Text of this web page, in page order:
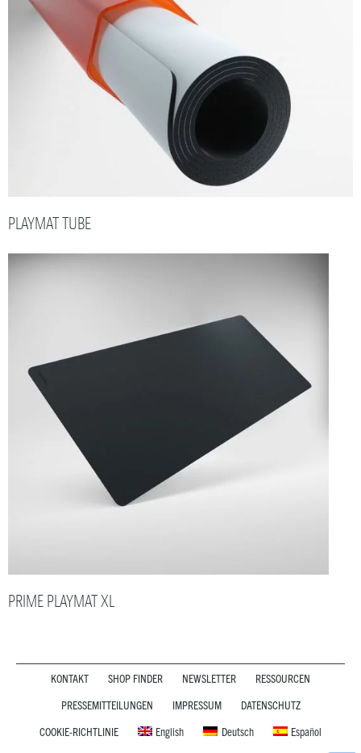
PLAYMAT TUBE
PRIME PLAYMAT XL
KONTAKT SHOP FINDER NEWSLETTER
RESSOURCEN
PRESSEMITTEILUNGEN
IMPRESSUM
DATENSCHUTZ
COOKIE-RICHTLINIE
English Deutsch Español